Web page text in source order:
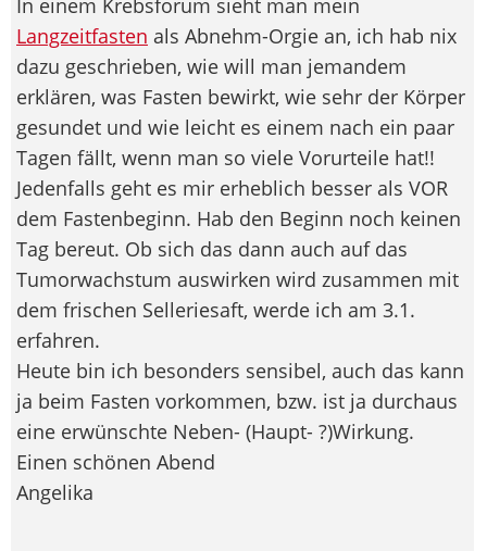
In einem Krebsforum sieht man mein
Langzeitfasten als Abnehm-Orgie an, ich hab nix
dazu geschrieben, wie will man jemandem
erklären, was Fasten bewirkt, wie sehr der Körper
gesundet und wie leicht es einem nach ein paar
Tagen fällt, wenn man so viele Vorurteile hat!!
Jedenfalls geht es mir erheblich besser als VOR
dem Fastenbeginn. Hab den Beginn noch keinen
Tag bereut. Ob sich das dann auch auf das
Tumorwachstum auswirken wird zusammen mit
dem frischen Selleriesaft, werde ich am 3.1.
erfahren.
Heute bin ich besonders sensibel, auch das kann
ja beim Fasten vorkommen, bzw. ist ja durchaus
eine erwünschte Neben- (Haupt- ?)Wirkung.
Einen schönen Abend
Angelika